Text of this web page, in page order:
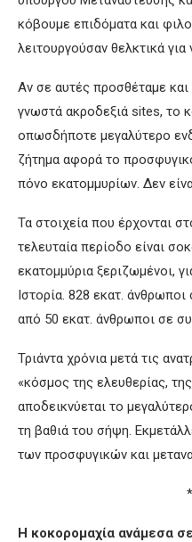
κόβουμε επιδόματα και
λειτουργούσαν θελκτικά
Αν σε αυτές προσθέταμε
γνωστά ακροδεξιά sites, το
οπωσδήποτε μεγαλύτερο
ζήτημα αφορά το
πόνο εκατομμυρίων. Δεν
Τα στοιχεία που έρχονται
τελευταία περίοδο είναι
εκατομμύρια ξεριζωμένοι,
Ιστορία. 828 εκατ.
από 50 εκατ. άνθρωποι σε
Τριάντα χρόνια μετά τις
«κόσμος της ελευθερίας,
αποδεικνύεται το
τη βαθιά του σήψη.
των προσφυγικών και
Η κοκορομαχία ανάμεσα